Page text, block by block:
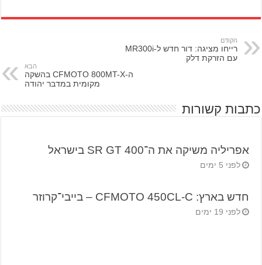
הקודם
רייחו מציגה: דור חדש ל-MR300i
עם הזרקת דלק
הבא
ה-CFMOTO 800MT-X בהשקה
מקומית במדבר יהודה
כתבות קשורות
אפריליה משיקה את ה־SR GT 400 בישראל
לפני 5 ימים
חדש בארץ: CFMOTO 450CL-C – בייבי־קרוזר
לפני 19 ימים